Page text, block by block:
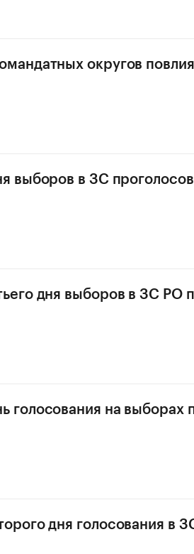
округов
выборов в ЗС
дня выборов в ЗС РО
голосования на выборах
дня голосования в